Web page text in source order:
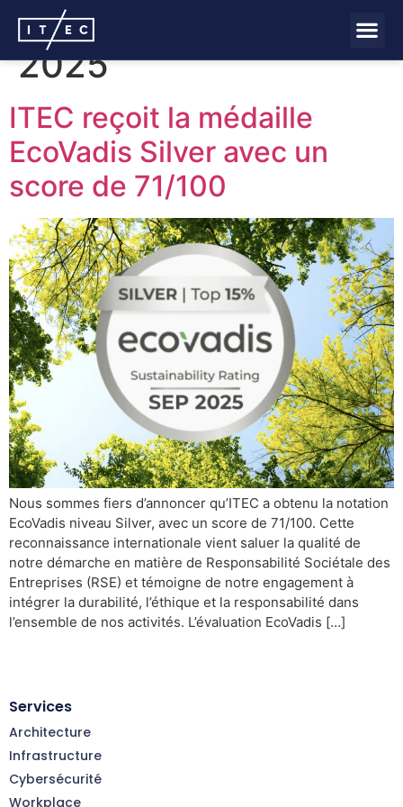
Jour :
2025
ITEC reçoit la médaille
EcoVadis Silver avec un
score de 71/100
Nous sommes fiers d’annoncer qu’ITEC a obtenu la notation
EcoVadis niveau Silver, avec un score de 71/100. Cette
reconnaissance internationale vient saluer la qualité de
notre démarche en matière de Responsabilité Sociétale des
Entreprises (RSE) et témoigne de notre engagement à
intégrer la durabilité, l’éthique et la responsabilité dans
l’ensemble de nos activités. L’évaluation EcoVadis […]
Services
Architecture
Infrastructure
Cybersécurité
Workplace